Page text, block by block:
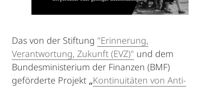
Das von der Stiftung "Erinnerung,
Verantwortung, Zukunft (EVZ)" und dem
Bundesministerium der Finanzen (BMF)
geförderte Projekt „Kontinuitäten von Anti-